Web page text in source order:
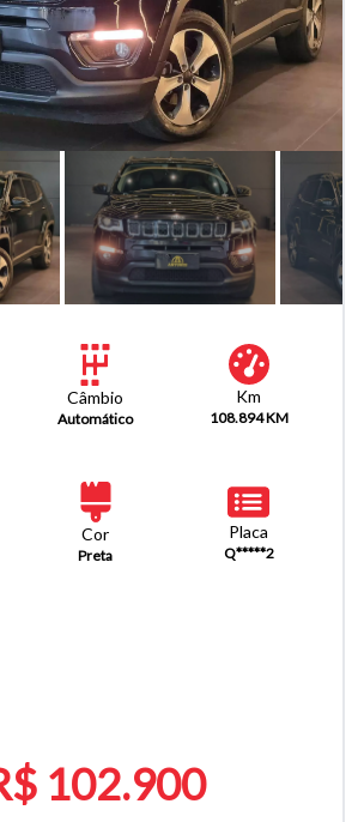
Câmbio
Automático
Km
108.894 KM
Cor
Preta
Placa
Q*****2
102.900